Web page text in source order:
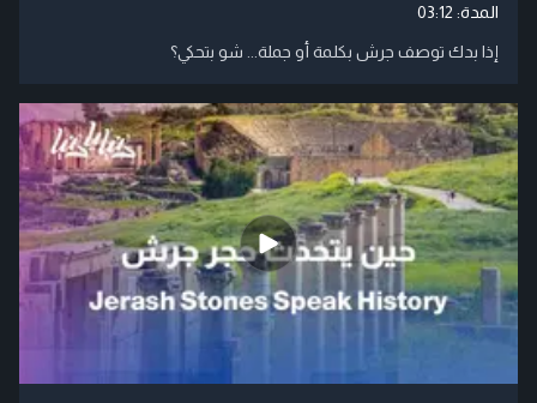
المدة: 03:12
إذا بدك توصف جرش بكلمة أو جملة... شو بتحكي؟